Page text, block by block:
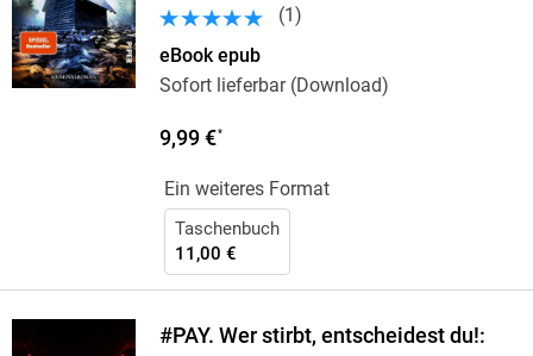
(1 )
eBook epub
Sofort lieferbar (Download)
9,99 €*
Ein weiteres Format
Taschenbuch
11,00 €
#PAY. Wer stirbt, entscheidest du!: